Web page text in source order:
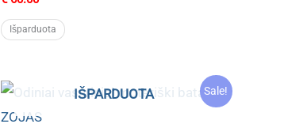
Išparduota
Sale!
IŠPARDUOTA